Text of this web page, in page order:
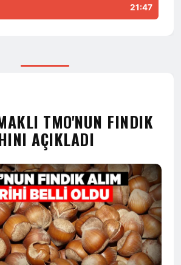
21:47
TMO'NUN FINDIK
AÇIKLADI